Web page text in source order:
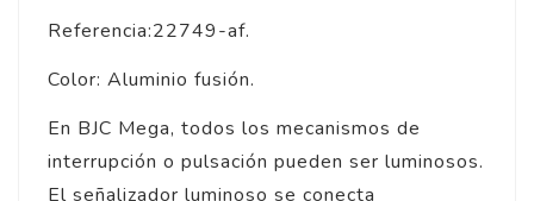
Referencia:22749-af.
Color: Aluminio fusión.
En BJC Mega, todos los mecanismos de
interrupción o pulsación pueden ser luminosos.
El señalizador luminoso se conecta